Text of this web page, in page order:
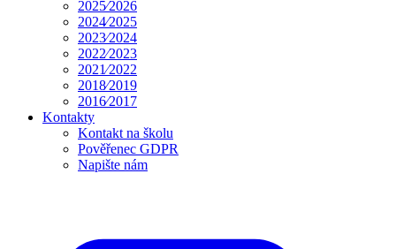
2025⁄2026
2024⁄2025
2023⁄2024
2022⁄2023
2021⁄2022
2018⁄2019
2016⁄2017
Kontakty
Kontakt na školu
Pověřenec GDPR
Napište nám